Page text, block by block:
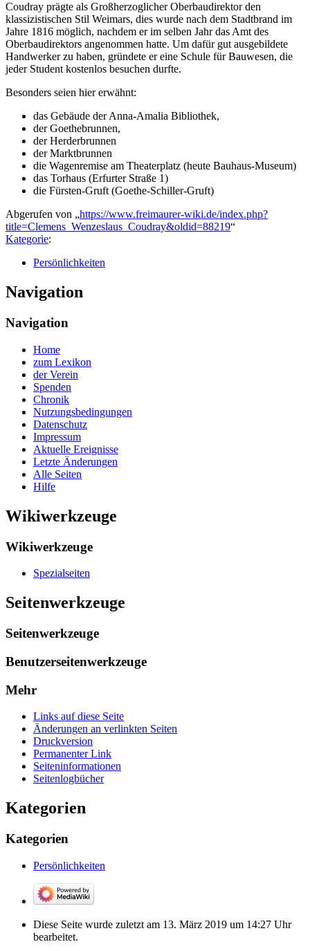
Coudray prägte als Großherzoglicher Oberbaudirektor den
klassizistischen Stil Weimars, dies wurde nach dem Stadtbrand im
Jahre 1816 möglich, nachdem er im selben Jahr das Amt des
Oberbaudirektors angenommen hatte. Um dafür gut ausgebildete
Handwerker zu haben, gründete er eine Schule für Bauwesen, die
jeder Student kostenlos besuchen durfte.
Besonders seien hier erwähnt:
das Gebäude der Anna-Amalia Bibliothek,
der Goethebrunnen,
der Herderbrunnen
der Marktbrunnen
die Wagenremise am Theaterplatz (heute Bauhaus-Museum)
das Torhaus (Erfurter Straße 1)
die Fürsten-Gruft (Goethe-Schiller-Gruft)
Abgerufen von „https://www.freimaurer-wiki.de/index.php?
title=Clemens_Wenzeslaus_Coudray&oldid=88219“
Kategorie:
Persönlichkeiten
Navigation
Navigation
Home
zum Lexikon
der Verein
Spenden
Chronik
Nutzungsbedingungen
Datenschutz
Impressum
Aktuelle Ereignisse
Letzte Änderungen
Alle Seiten
Hilfe
Wikiwerkzeuge
Wikiwerkzeuge
Spezialseiten
Seitenwerkzeuge
Seitenwerkzeuge
Benutzerseitenwerkzeuge
Mehr
Links auf diese Seite
Änderungen an verlinkten Seiten
Druckversion
Permanenter Link
Seiten­­informationen
Seitenlogbücher
Kategorien
Kategorien
Persönlichkeiten
Diese Seite wurde zuletzt am 13. März 2019 um 14:27 Uhr
bearbeitet.